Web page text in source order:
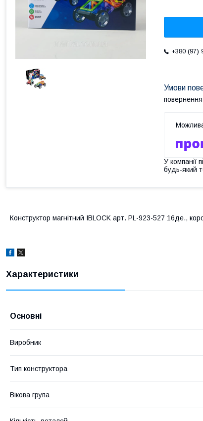
+380 (97)
У компанії
будь-який
Конструктор магнітний IBLOCK арт. PL-923-527 16де.,
Характеристики
Основні
Виробник
Тип конструктора
Вікова група